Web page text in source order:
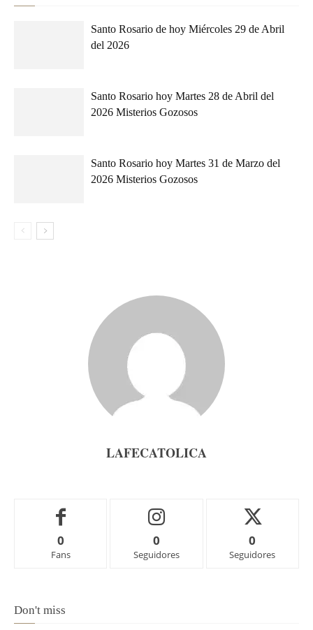
Santo Rosario de hoy Miércoles 29 de Abril
del 2026
Santo Rosario hoy Martes 28 de Abril del
2026 Misterios Gozosos
Santo Rosario hoy Martes 31 de Marzo del
2026 Misterios Gozosos
LAFECATOLICA
0
Fans
0
Seguidores
0
Seguidores
Don't miss